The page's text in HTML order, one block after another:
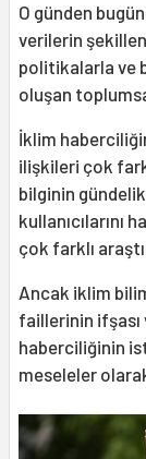
O günden
verilerin
politikalarla ve
oluşan
İklim
ilişkileri çok
bilginin
kullanıcılarını
çok farklı
Ancak iklim
faillerinin
haberciliğinin
meseleler